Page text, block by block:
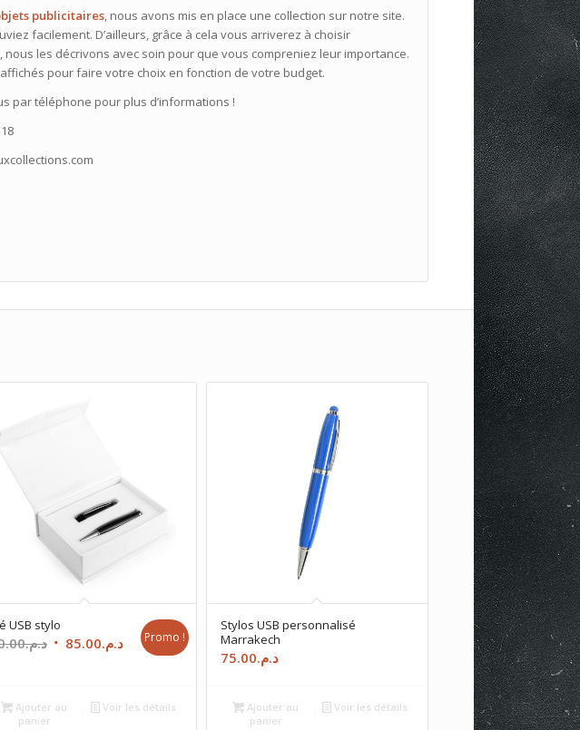
publicitaires, nous avons mis en place une collection sur notre site.
facilement. D’ailleurs, grâce à cela vous arriverez à choisir
nous les décrivons avec soin pour que vous compreniez leur importance.
pour faire votre choix en fonction de votre budget.
par téléphone pour plus d’informations !
USB stylo
د.م. Le
était :
د.م.85.00
Le
est :
Promo !
Ajouter au
panier
Voir les détails
Stylos USB personnalisé
Marrakech
د.م.75.00
Ajouter au
panier
Voir les détails